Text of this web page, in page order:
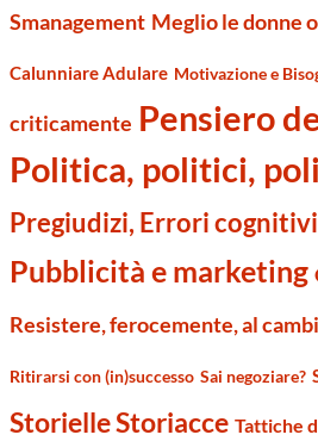
Smanagement Meglio le donne
Calunniare Adulare Motivazione e
criticamente Pensiero
Politica, politici,
Pregiudizi, Errori
Pubblicità e marketing
Resistere, ferocemente, al
Ritirarsi con (in)successo Sai negoziare?
Storielle Storiacce Tattiche